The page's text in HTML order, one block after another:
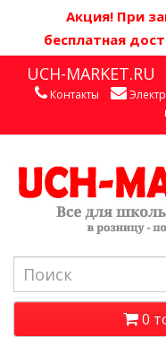
Акция! При
бесплатная
UCH-MARKET.RU
Контакты
0